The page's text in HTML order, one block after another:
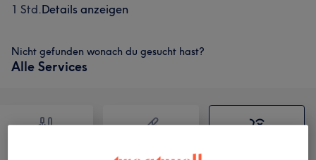
1 Std.Details anzeigen
Nicht gefunden wonach du gesucht hast?
Alle Services